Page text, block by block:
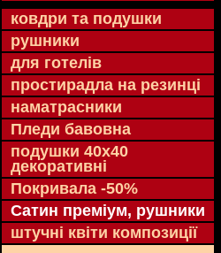
ковдри та подушки
рушники
для готелів
простирадла на резинці
наматрасники
Пледи бавовна
подушки 40х40
декоративні
Покривала -50%
Сатин преміум, рушники
штучні квіти композиції